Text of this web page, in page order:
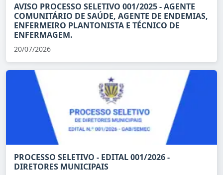
AVISO PROCESSO SELETIVO 001/2025 - AGENTE
COMUNITÁRIO DE SAÚDE, AGENTE DE ENDEMIAS,
ENFERMEIRO PLANTONISTA E TÉCNICO DE
ENFERMAGEM.
20/07/2026
PROCESSO SELETIVO - EDITAL 001/2026 -
DIRETORES MUNICIPAIS